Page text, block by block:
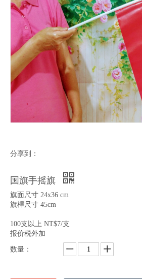
分享到：
国旗手摇旗
旗面尺寸 24x36 cm
旗桿尺寸 45cm
100支以上 NT$7/支
报价税外加
数量：